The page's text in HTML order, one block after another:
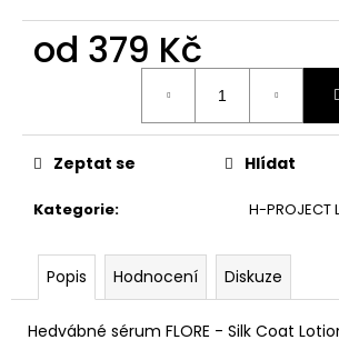
od 379 Kč
Kategorie: H-PROJECT
Zeptat se Hlídat
Popis Hodnocení Diskuze
Hedvábné sérum FLORE - Silk Coat
SPRAY
249